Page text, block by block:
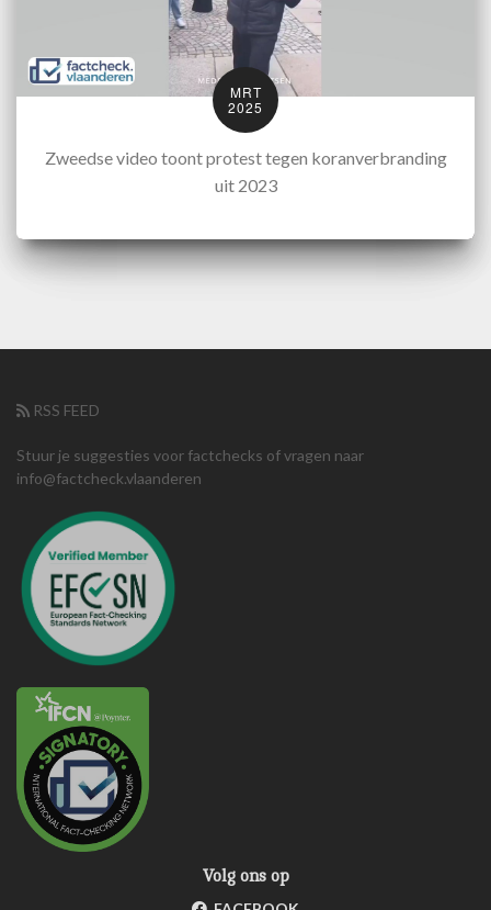
MRT
2025
Zweedse video toont protest tegen koranverbranding
uit 2023
RSS FEED
Stuur je suggesties voor factchecks of vragen naar
info@factcheck.vlaanderen
Volg ons op